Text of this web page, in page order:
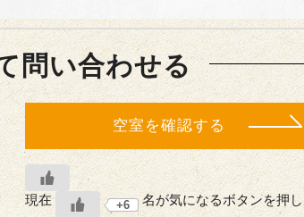
問い合わせる
空室を確認する
現在 +6
名が気になるボタンを押し